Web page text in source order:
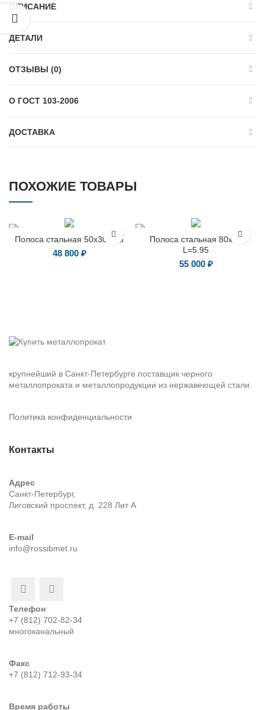
ОПИСАНИЕ
ДЕТАЛИ
ОТЗЫВЫ (0)
О ГОСТ 103-2006
ДОСТАВКА
ПОХОЖИЕ ТОВАРЫ
Полоса стальная 50х30 L=6
48 800 ₽
Полоса стальная 80х16
L=5.95
55 000 ₽
крупнейший в Санкт-Петербурге поставщик черного
металлопроката и металлопродукции из нержавеющей стали.
Политика конфиденциальности
Контакты
Адрес
Санкт-Петербург,
Лиговский проспект, д. 228 Лит А
E-mail
info@rossibmet.ru
Телефон
+7 (812) 702-82-34
многоканальный
Факс
+7 (812) 712-93-34
Время работы